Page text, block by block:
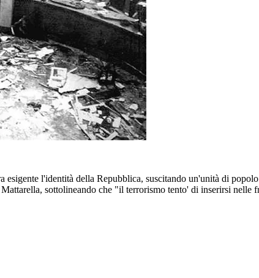
l'identità della Repubblica, suscitando un'unità di
sottolineando che "il terrorismo tento' di inserirsi nelle